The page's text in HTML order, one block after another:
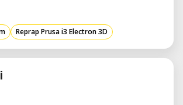
La stampante presenta
solido, spesso costruito con
come acciaio o alluminio,
Reprap Prusa i3 Electron 3D